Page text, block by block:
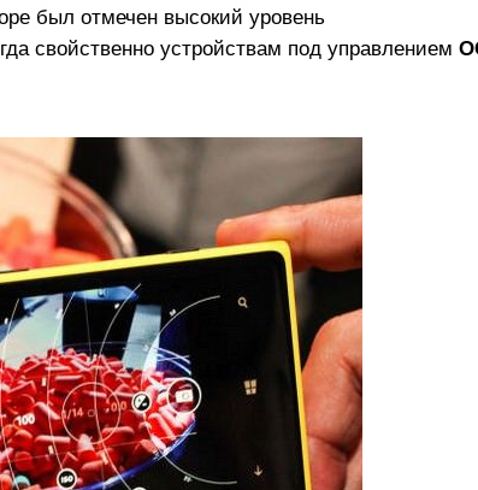
был отмечен высокий уровень
свойственно устройствам под управлением